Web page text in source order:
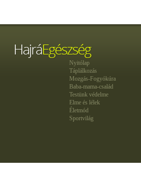
Nyitólap
Táplálkozás
Mozgás-Fogyókúra
Baba-mama-család
Testünk védelme
Elme és lélek
Életmód
Sportvilág